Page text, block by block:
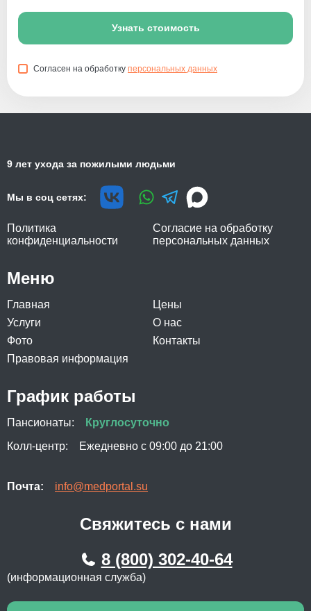
Узнать стоимость
Согласен на обработку персональных данных
9 лет ухода за пожилыми людьми
Мы в соц сетях:
Политика
конфиденциальности
Согласие на обработку
персональных данных
Меню
Главная
Цены
Услуги
О нас
Фото
Контакты
Правовая информация
График работы
Пансионаты:
Круглосуточно
Колл-центр:
Ежедневно с 09:00 до 21:00
Почта: info@medportal.su
Свяжитесь с нами
8 (800) 302-40-64
(информационная служба)